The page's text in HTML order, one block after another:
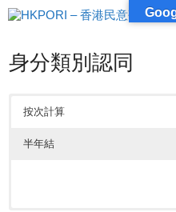
跳
至
身分類別認同
按次計算
半年結